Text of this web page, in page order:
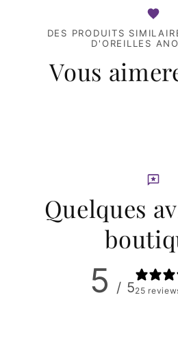
DES PRODUITS
D'OREILLES
Vous
Quelques
5 / 525